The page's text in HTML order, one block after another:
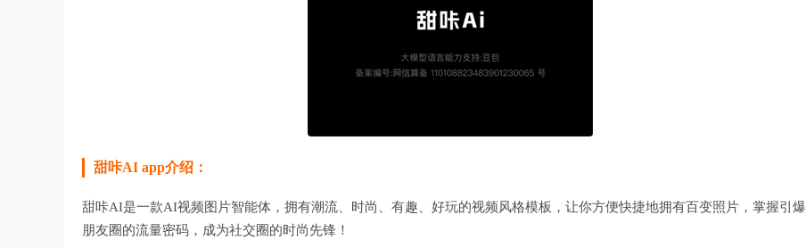
甜咔AI app介绍：
甜咔AI是一款AI视频图片智能体，拥有潮流、时尚、有趣、好玩的视频风格模板，让你方便快捷地拥有百变照片，掌握引爆
朋友圈的流量密码，成为社交圈的时尚先锋！